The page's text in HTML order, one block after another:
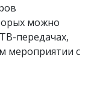
можно
передачах,
мероприятии с